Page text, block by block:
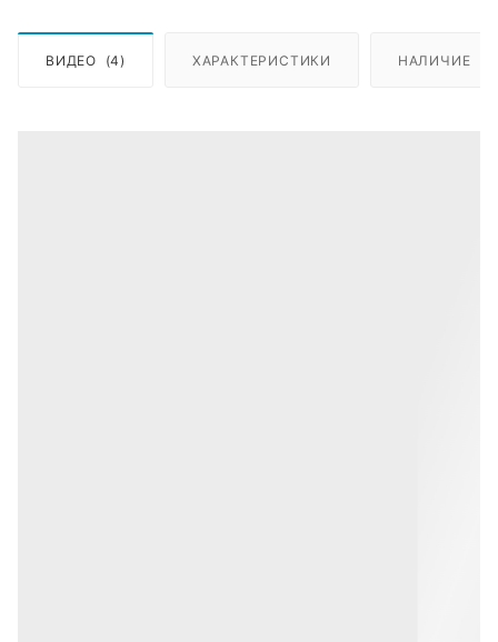
ВИДЕО (4) ХАРАКТЕРИСТИКИ НАЛИЧИЕ